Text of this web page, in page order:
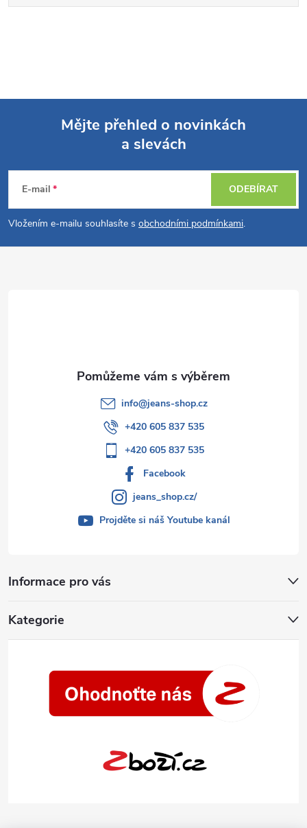
p
a
Mějte přehled o novinkách
a slevách
E-mail
Vložením e-mailu souhlasíte s obchodními podmínkami.
ODEBÍRAT
Informace pro vás
Kategorie
info@jeans-shop.cz
+420 605 837 535
+420 605 837 535
Facebook
jeans_shop.cz/
Projděte si náš Youtube kanál